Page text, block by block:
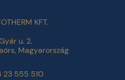
KFT.
u. 2.
Magyarország
23 555 510